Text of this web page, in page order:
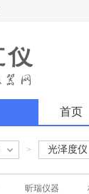
首页
> 光泽度仪
昕瑞仪器